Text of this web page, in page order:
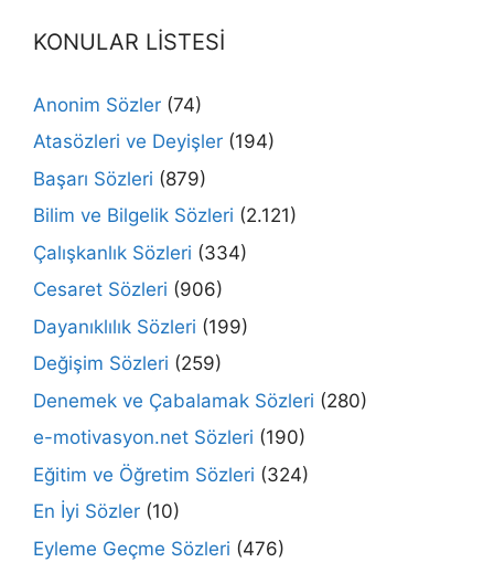
KONULAR LİSTESİ
Anonim Sözler (74)
Atasözleri ve Deyişler (194)
Başarı Sözleri (879)
Bilim ve Bilgelik Sözleri (2.121)
Çalışkanlık Sözleri (334)
Cesaret Sözleri (906)
Dayanıklılık Sözleri (199)
Değişim Sözleri (259)
Denemek ve Çabalamak Sözleri (280)
e-motivasyon.net Sözleri (190)
Eğitim ve Öğretim Sözleri (324)
En İyi Sözler (10)
Eyleme Geçme Sözleri (476)